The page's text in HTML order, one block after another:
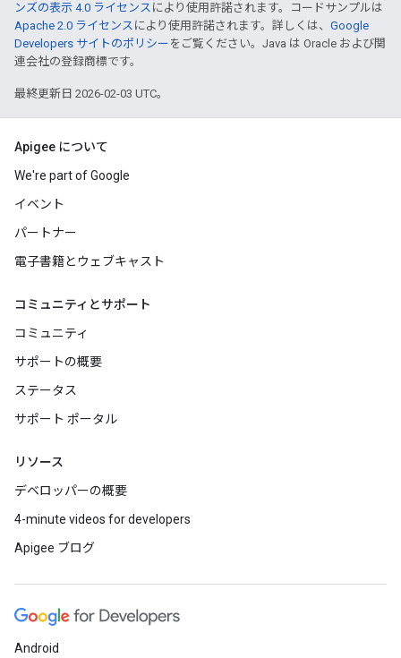
ンズの表示 4.0 ライセンス により使用許諾されます。コードサンプルは
Apache 2.0 ライセンス により使用許諾されます。詳しくは、 Google
Developers サイトのポリシー をご覧ください。Java は Oracle および関
連会社の登録商標です。
最終更新日 2026-02-03 UTC。
Apigee について
We're part of Google
イベント
パートナー
電子書籍とウェブキャスト
コミュニティとサポート
コミュニティ
サポートの概要
ステータス
サポート ポータル
リソース
デベロッパーの概要
4-minute videos for developers
Apigee ブログ
Android